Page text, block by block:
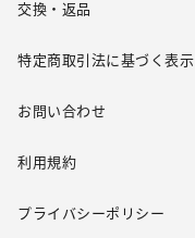
交換・返品
特定商取引法に基づく表示
お問い合わせ
利用規約
プライバシーポリシー